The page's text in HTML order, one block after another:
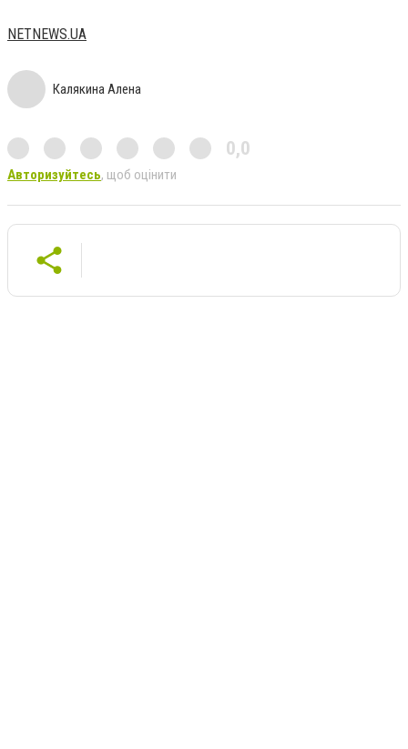
NETNEWS.UA
Калякина Алена
0,0
Авторизуйтесь, щоб оцінити